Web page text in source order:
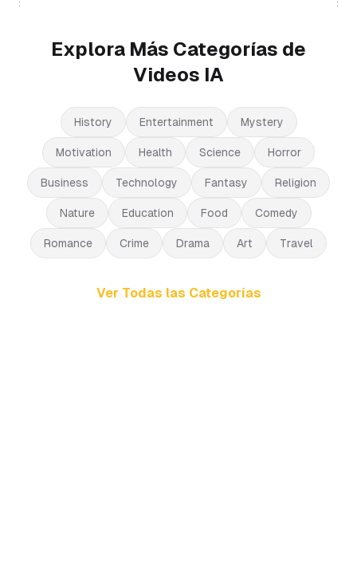
Explora Más Categorías de
Videos IA
History Entertainment Mystery
Motivation Health Science Horror
Business Technology Fantasy Religion
Nature Education Food Comedy
Romance Crime Drama Art Travel
Ver Todas las Categorías